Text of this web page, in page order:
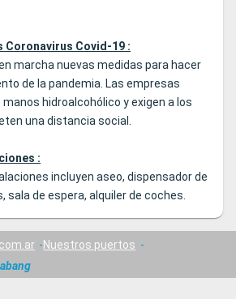
Coronavirus Covid-19 :
marcha nuevas medidas para hacer
de la pandemia. Las empresas
hidroalcohólico y exigen a los
una distancia social.
:
incluyen aseo, dispensador de
sala de espera, alquiler de coches.
Nuestros puertos